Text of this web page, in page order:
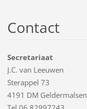
Contact
Secretariaat
J.C. van Leeuwen
Sterappel 73
4191 DM Geldermalsen